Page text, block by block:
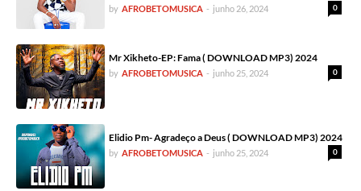
by AFROBETOMUSICA 0
- junho 26, 2024
Mr Xikheto-EP: Fama ( DOWNLOAD MP3) 2024
by AFROBETOMUSICA 0
- junho 25, 2024
Elidio Pm- Agradeço a Deus ( DOWNLOAD MP3) 2024
by AFROBETOMUSICA 0
- junho 25, 2024